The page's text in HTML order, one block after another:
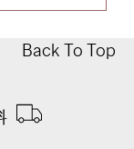
Back To Top